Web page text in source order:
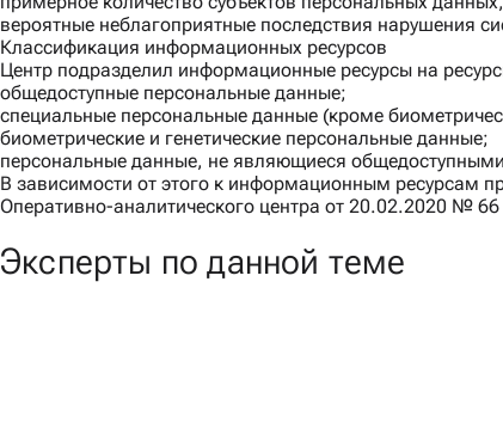
вероятные неблагоприятные последствия нарушения
Классификация информационных ресурсов
Центр подразделил информационные ресурсы на
общедоступные персональные данные;
специальные персональные данные (кроме
биометрические и генетические персональные данные;
персональные данные, не являющиеся
В зависимости от этого к информационным ресурсам
Оперативно-аналитического центра от 20.02.2020 №
Эксперты по данной теме